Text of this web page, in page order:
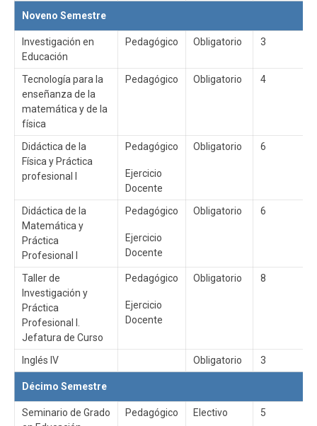
Noveno Semestre
Investigación en
Educación
Pedagógico Obligatorio 3
Tecnología para la
enseñanza de la
matemática y de la
física
Pedagógico Obligatorio 4
Didáctica de la
Física y Práctica
profesional I
Pedagógico
Ejercicio
Docente
Obligatorio 6
Didáctica de la
Matemática y
Práctica
Profesional I
Pedagógico
Ejercicio
Docente
Obligatorio 6
Taller de
Investigación y
Práctica
Profesional I.
Jefatura de Curso
Pedagógico
Ejercicio
Docente
Obligatorio 8
Inglés IV Obligatorio 3
Décimo Semestre
Seminario de Grado
Pedagógico Electivo 5